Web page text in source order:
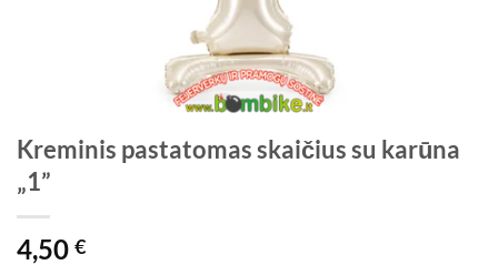
Kreminis pastatomas skaičius su karūna
„1”
4,50 €